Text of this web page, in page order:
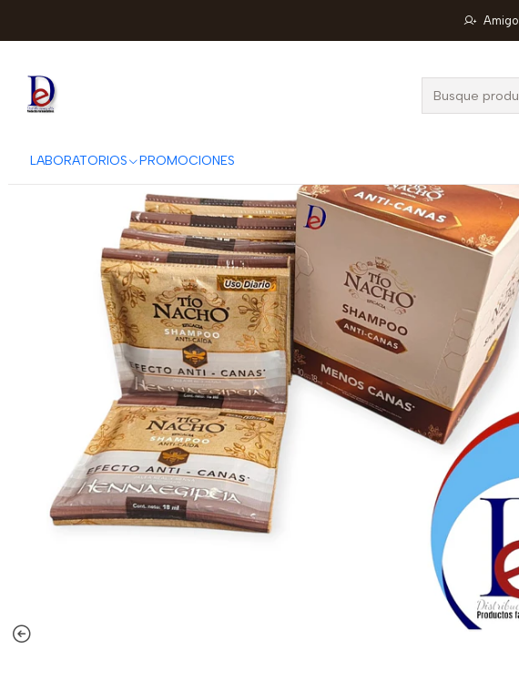
LABORATORIOS PROMOCIONES
Amigo
TIO NACHO